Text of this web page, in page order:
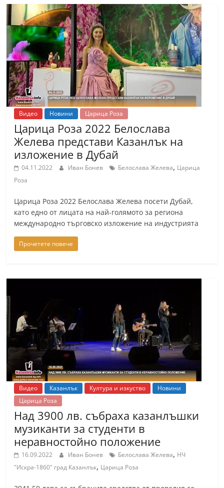
o
m
Видео Новини Царица Роза
Царица Роза 2022 Белослава
Желева представи Казанлък на
изложение в Дубай
04.11.2022 Иван Бонев Белослава Желева, Царица
Роза
Царица Роза 2022 Белослава Желева посети Дубай,
като едно от лицата на най-голямото за региона
международно търговско изложение на индустрията
Прочетете повече
Видео Казанлък Култура и изкуство
Новини
Царица Роза
Над 3900 лв. събраха казанлъшки
музиканти за студенти в
неравностойно положение
16.09.2022 Иван Бонев Белослава Желева, НЧ
"Искра-1860" град Казанлък, Царица Роза